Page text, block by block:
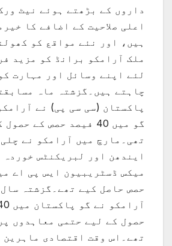
داروں کے بڑھتے ہوئے نیٹ
اعلی صلاحیت کے اضافے کا
ہیں، اور نئے مواقع کو
ملک آرامکو برانڈ کو مزید
لئے اپنے وسائل اور مہارت
چاہتے ہیں۔گزشتہ ماہ
پاکستان (سی سی پی) نے
گو میں 40 فیصد حصص کے
تھی۔مارچ میں آرامکو نے
ایندھن اور لبریکنٹس خوردہ
حصص حاصل کیے تھے۔گزشتہ
حصول کے لیے حتمی معاہدوں
تھے۔اس وقت اقتصادی